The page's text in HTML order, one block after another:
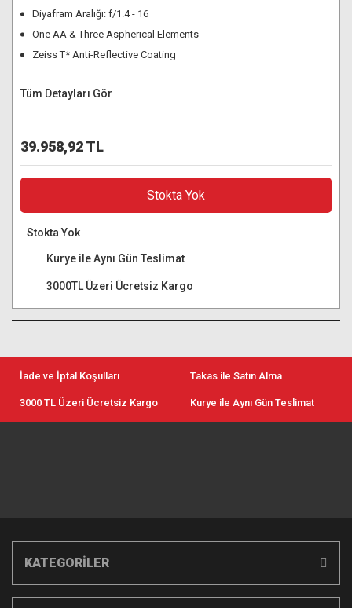
Diyafram Aralığı: f/1.4 - 16
One AA & Three Aspherical Elements
Zeiss T* Anti-Reflective Coating
Tüm Detayları Gör
39.958,92 TL
Stokta Yok
Stokta Yok
Kurye ile Aynı Gün Teslimat
3000TL Üzeri Ücretsiz Kargo
İade ve İptal Koşulları Takas ile Satın Alma
3000 TL Üzeri Ücretsiz Kargo Kurye ile Aynı Gün Teslimat
KATEGORİLER